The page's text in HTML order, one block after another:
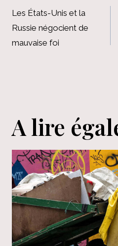
de
l’article
Les États-Unis et la
Russie négocient de
mauvaise foi
A lire